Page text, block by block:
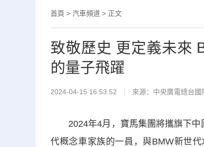
首頁 > 汽車頻道 > 正文
致敬歷史 更定義未來
的量子飛躍
2024-04-15 16:53:52 來源： 中央廣電總台國
2024年4月，寶馬集團將攜旗下中
代概念車家族的一員，與BMW新世